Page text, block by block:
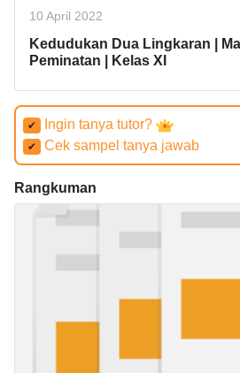
10 April 2022
Kedudukan Dua Lingkaran |
Peminatan | Kelas XI
✔ Ingin tanya tutor?
✔ Cek sampel tanya jawab
Rangkuman